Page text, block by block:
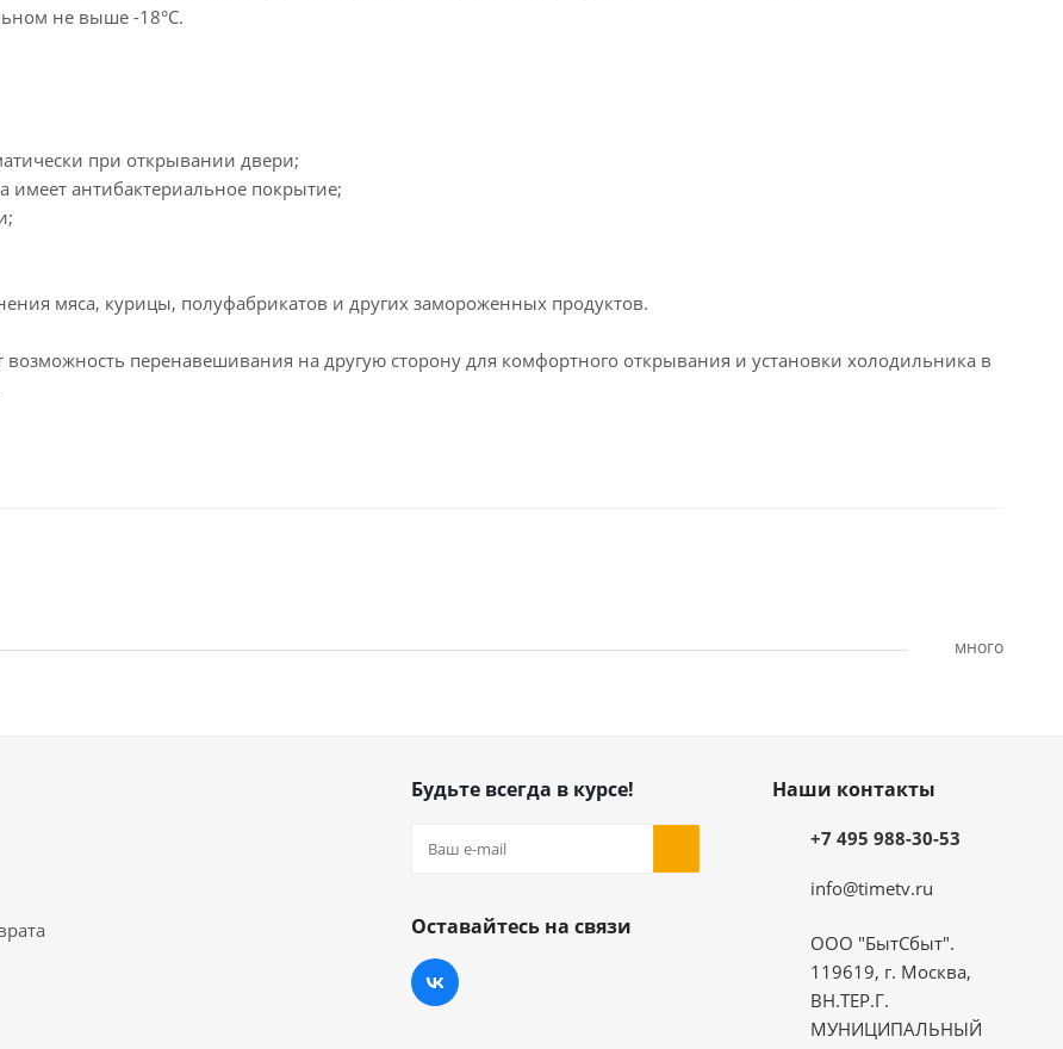
не выше -18°С.
при открывании двери;
антибактериальное покрытие;
мяса, курицы, полуфабрикатов и других замороженных продуктов.
перенавешивания на другую сторону для комфортного открывания и установки холодильника в
Много
Будьте всегда в курсе!
Оставайтесь на связи
Наши контакты
+7 495 988-30-53
info@timetv.ru
ООО "БытСбыт".
119619, г. Москва,
ВН.ТЕР.Г.
МУНИЦИПАЛЬНЫЙ